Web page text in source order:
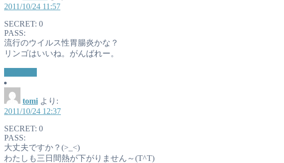
2011/10/24 11:57
SECRET: 0
PASS:
流行のウイルス性胃腸炎かな？
リンゴはいいね。がんばれー。
tomi より:
2011/10/24 12:37
SECRET: 0
PASS:
大丈夫ですか？(>_<)
わたしも三日間熱が下がりません～(T^T)